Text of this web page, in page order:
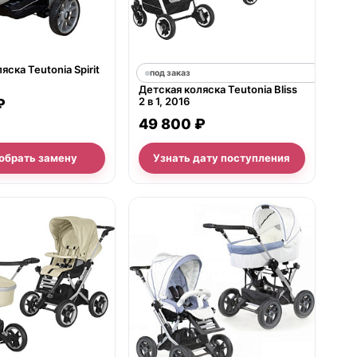
Teutonia Spirit
замену
под заказ
Детская коляска Teutonia Bliss
2 в 1, 2016
49 800 ₽
Узнать дату поступления